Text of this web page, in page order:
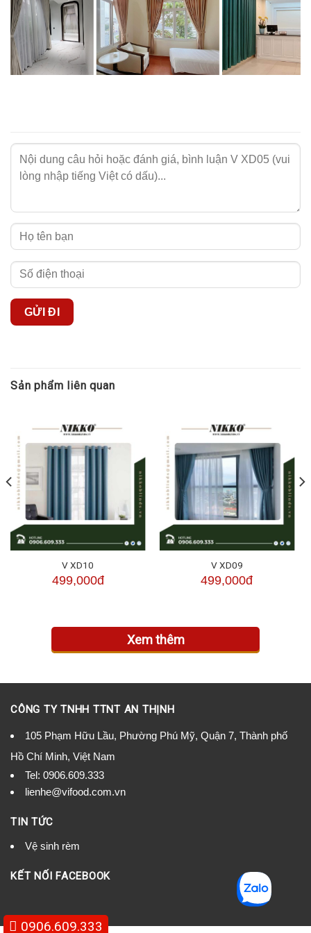
Những lưu ý khi sử dụng rèm màu xnah dương
Để gia tăng độ bền cho sản phẩm rèm vải màu xanh
dương tại nhà NIKKOBLINDS, bạn cần lưu ý các thông tin
quan trọng sau:
- Nên giặt rèm vải bằng tay hoặc giặt máy ở chế độ nhẹ
nhàng.
- Tham khảo
hiện đúng cách.
Sản phẩm liên quan
V XD10
499,000đ
V XD09
499,000đ
Xem thêm
CÔNG TY TNHH TTNT AN THỊNH
105 Phạm Hữu Lầu, Phường Phú Mỹ, Quận 7, Thành phố
Hồ Chí Minh, Việt Nam
Tel: 0906.609.333
lienhe@vifood.com.vn
TIN TỨC
Vệ sinh rèm
KẾT NỐI FACEBOOK
0906.609.333